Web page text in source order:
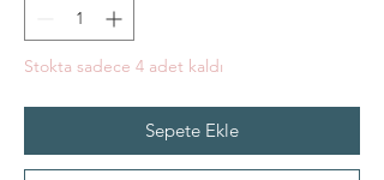
Stokta sadece 4 adet kaldı
Sepete Ekle